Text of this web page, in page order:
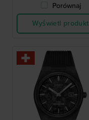
Porównaj
Wyświetl produkt